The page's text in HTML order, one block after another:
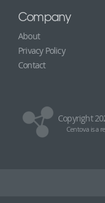
Company
About
Privacy Policy
Contact
Copyright
Centova is a